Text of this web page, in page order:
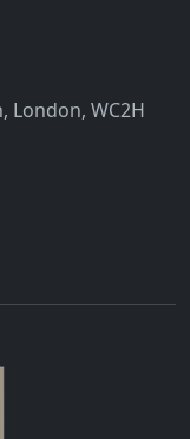
London, WC2H